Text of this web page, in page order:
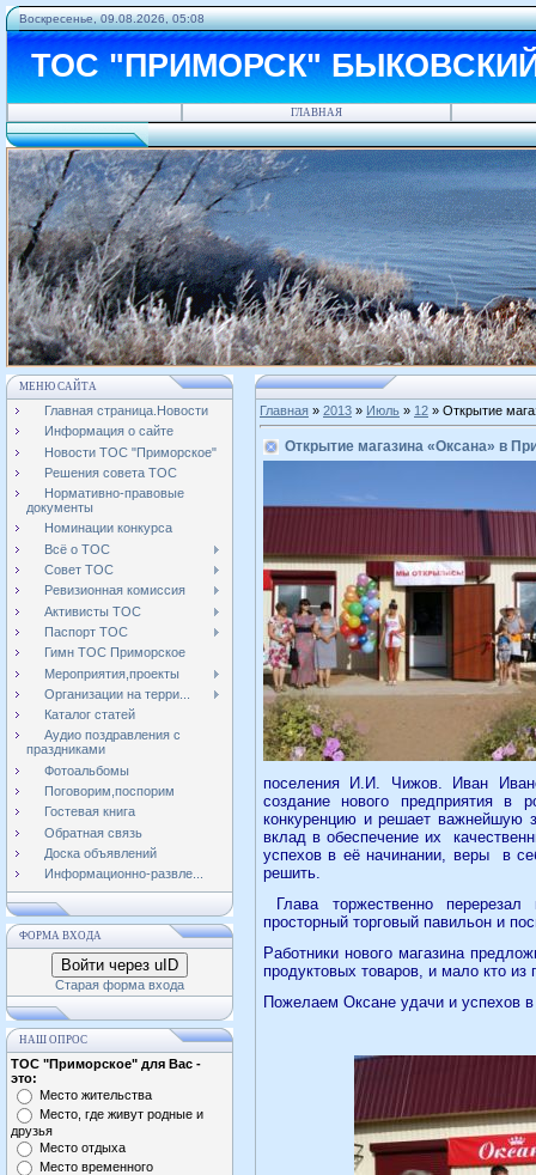
Воскресенье, 09.08.2026, 05:08
ТОС "ПРИМОРСК"
ГЛАВНАЯ
МЕНЮ САЙТА
Главная страница.Новости
Информация о сайте
Новости ТОС "Приморское"
Решения совета ТОС
Нормативно-правовые
документы
Номинации конкурса
Всё о ТОС
Совет ТОС
Ревизионная комиссия
Активисты ТОС
Паспорт ТОС
Гимн ТОС Приморское
Мероприятия,проекты
Организации на терри...
Каталог статей
Аудио поздравления с
праздниками
Фотоальбомы
Поговорим,поспорим
Гостевая книга
Обратная связь
Доска объявлений
Информационно-развле...
ФОРМА ВХОДА
Войти через uID
Старая форма входа
НАШ ОПРОС
ТОС "Приморское" для Вас -
это:
Место жительства
Место, где живут родные и
друзья
Место отдыха
Место временного
Главная » 2013 » Июль » 12 » Открытие
Открытие магазина «Оксана» в
поселения И.И. Чижов. Иван
создание нового предприятия в
конкуренцию и решает важнейшую
вклад в обеспечение их
успехов в её начинании, веры
в
решить.
Глава торжественно
просторный торговый павильон и
Работники нового магазина
продуктовых товаров, и мало кто
Пожелаем Оксане удачи и успехов в